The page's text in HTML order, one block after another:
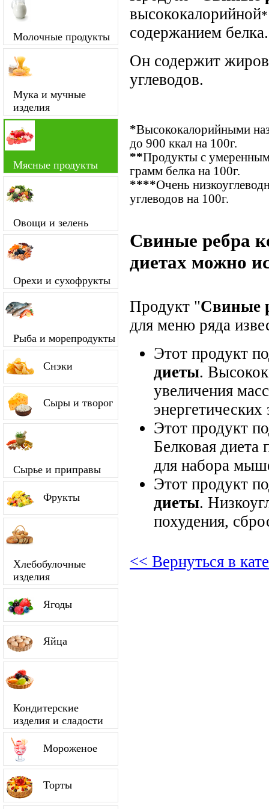
Молочные продукты
Мука и мучные
изделия
Мясные продукты
Овощи и зелень
Орехи и сухофрукты
Рыба и морепродукты
Снэки
Сыры и творог
Сырье и приправы
Фрукты
Хлебобулочные
изделия
Ягоды
Яйца
Кондитерские
изделия и сладости
Мороженое
Торты
высококалорийной*
содержанием белка.
Он содержит жиров
углеводов.
*Высококалорийными
до 900 ккал на 100г.
**Продукты с
грамм белка на 100г.
****Очень
углеводов на 100г.
Свиные ребра
диетах можно
Продукт "Свиные
для меню ряда
Этот продукт
диеты.
увеличения
энергетических
Этот продукт
Белковая диета
для набора
Этот продукт
диеты.
похудения,
<< Вернуться в